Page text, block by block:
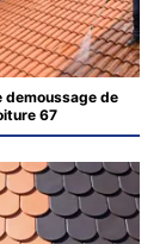
demoussage de
67